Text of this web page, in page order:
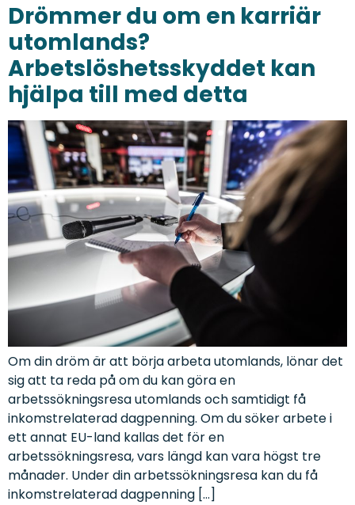
Drömmer du om en karriär
utomlands?
Arbetslöshetsskyddet kan
hjälpa till med detta
Om din dröm är att börja arbeta utomlands, lönar det
sig att ta reda på om du kan göra en
arbetssökningsresa utomlands och samtidigt få
inkomstrelaterad dagpenning. Om du söker arbete i
ett annat EU-land kallas det för en
arbetssökningsresa, vars längd kan vara högst tre
månader. Under din arbetssökningsresa kan du få
inkomstrelaterad dagpenning […]